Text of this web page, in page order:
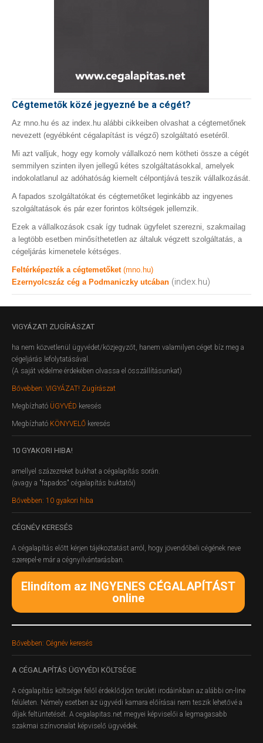
Cégtemetők közé jegyezné be a cégét?
Az mno.hu és az index.hu alábbi cikkeiben olvashat a cégtemetőnek
nevezett (egyébként cégalapítást is végző) szolgáltató esetéről.
Mi azt valljuk, hogy egy komoly vállalkozó nem kötheti össze a cégét
semmilyen szinten ilyen jellegű kétes szolgáltatásokkal, amelyek
indokolatlanul az adóhatóság kiemelt célpontjává teszik vállalkozását.
A fapados szolgáltatókat és cégtemetőket leginkább az ingyenes
szolgáltatások és pár ezer forintos költségek jellemzik.
Ezek a vállalkozások csak így tudnak ügyfelet szerezni, szakmailag
a legtöbb esetben minősíthetetlen az általuk végzett szolgáltatás, a
cégeljárás kimenetele kétséges.
Feltérképezték a cégtemetőket (mno.hu)
Ezernyolcszáz cég a Podmaniczky utcában (index.hu)
VIGYÁZAT! ZUGÍRÁSZAT
ha nem közvetlenül ügyvédet/közjegyzőt, hanem valamilyen céget bíz meg a
cégeljárás lefolytatásával.
(A saját védelme érdekében olvassa el összállításunkat)
Bővebben: VIGYÁZAT! Zugírászat
Megbízható ÜGYVÉD keresés
Megbízható KÖNYVELŐ keresés
10 GYAKORI HIBA!
amellyel százezreket bukhat a cégalapítás során.
(avagy a "fapados" cégalapítás buktatói)
Bővebben: 10 gyakori hiba
CÉGNÉV KERESÉS
A cégalapítás előtt kérjen tájékoztatást arról, hogy jövendőbeli cégének neve
szerepel-e már a cégnyilvántarásban.
Elindítom az INGYENES CÉGALAPÍTÁST
online
Bővebben: Cégnév keresés
A CÉGALAPÍTÁS ÜGYVÉDI KÖLTSÉGE
A cégalapítás költségei felől érdeklődjön területi irodáinkban az alábbi on-line
felületen. Némely esetben az ügyvédi kamara előírásai nem teszik lehetővé a
díjak feltüntetését. A cegalapitas.net megyei képviselői a legmagasabb
szakmai színvonalat képviselő ügyvédek.